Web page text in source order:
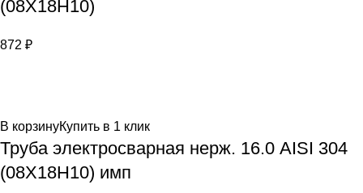
(08Х18Н10)
872 ₽
В корзинуКупить в 1 клик
Труба электросварная нерж. 16.0 AISI 304
(08Х18Н10) имп